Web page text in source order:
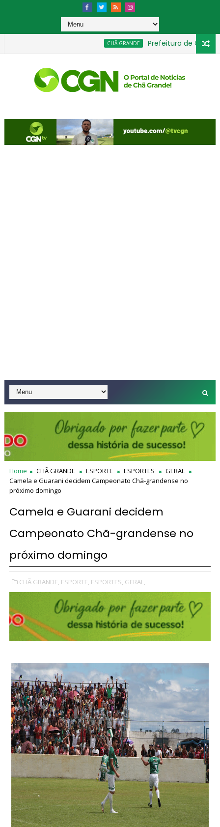
CHÃ GRANDE Prefeitura de Chã
Home CHÃ GRANDE ESPORTE ESPORTES
GERAL
Camela e Guarani decidem Campeonato Chã-grandense no
próximo domingo
Camela e Guarani decidem
Campeonato Chã-grandense no
próximo domingo
CHÃ GRANDE, ESPORTE, ESPORTES, GERAL,